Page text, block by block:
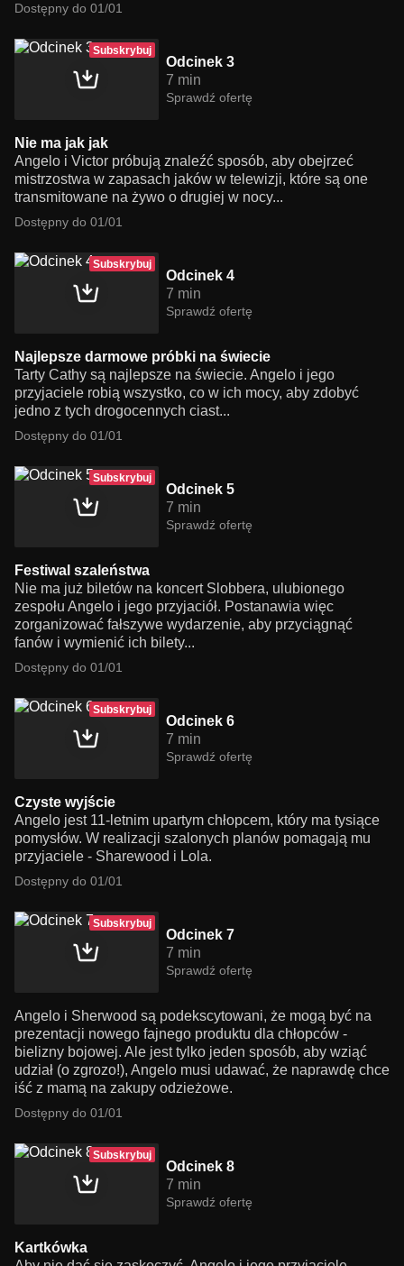
Dostępny do 01/01
Subskrybuj
Odcinek 3
7 min
Sprawdź ofertę
Nie ma jak jak
Angelo i Victor próbują znaleźć sposób, aby obejrzeć
mistrzostwa w zapasach jaków w telewizji, które są one
transmitowane na żywo o drugiej w nocy...
Dostępny do 01/01
Subskrybuj
Odcinek 4
7 min
Sprawdź ofertę
Najlepsze darmowe próbki na świecie
Tarty Cathy są najlepsze na świecie. Angelo i jego
przyjaciele robią wszystko, co w ich mocy, aby zdobyć
jedno z tych drogocennych ciast...
Dostępny do 01/01
Subskrybuj
Odcinek 5
7 min
Sprawdź ofertę
Festiwal szaleństwa
Nie ma już biletów na koncert Slobbera, ulubionego
zespołu Angelo i jego przyjaciół. Postanawia więc
zorganizować fałszywe wydarzenie, aby przyciągnąć
fanów i wymienić ich bilety...
Dostępny do 01/01
Subskrybuj
Odcinek 6
7 min
Sprawdź ofertę
Czyste wyjście
Angelo jest 11-letnim upartym chłopcem, który ma tysiące
pomysłów. W realizacji szalonych planów pomagają mu
przyjaciele - Sharewood i Lola.
Dostępny do 01/01
Subskrybuj
Odcinek 7
7 min
Sprawdź ofertę
Angelo i Sherwood są podekscytowani, że mogą być na
prezentacji nowego fajnego produktu dla chłopców -
bielizny bojowej. Ale jest tylko jeden sposób, aby wziąć
udział (o zgrozo!), Angelo musi udawać, że naprawdę chce
iść z mamą na zakupy odzieżowe.
Dostępny do 01/01
Subskrybuj
Odcinek 8
7 min
Sprawdź ofertę
Kartkówka